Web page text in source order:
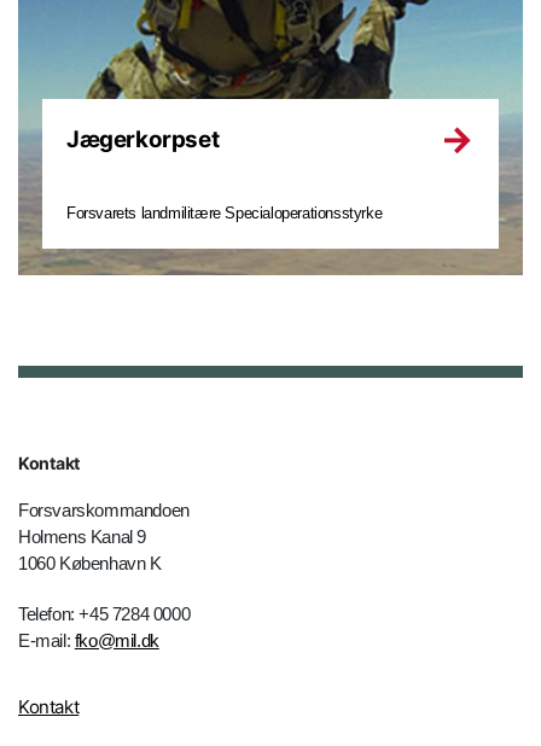
Jægerkorpset
Forsvarets landmilitære Specialoperationsstyrke
Kontakt
Forsvarskommandoen
Holmens Kanal 9
1060 København K
Telefon: +45 7284 0000
E-mail: fko@mil.dk
Kontakt